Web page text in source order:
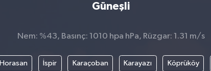
Güneşli
Nem: %43, Basınç: 1010 hpa hPa, Rüzgar: 1.31 m/s
Horasan İspir Karaçoban Karayazı Köprüköy